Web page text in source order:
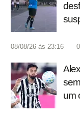
08/08/26 às 23:16 0
um